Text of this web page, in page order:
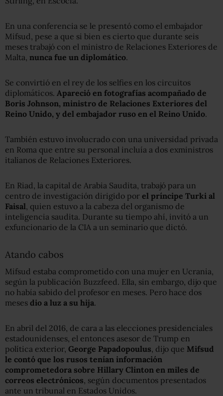
En una conferencia se le presentó como el embajador
Mifsud, pese a que si bien es cierto que durante seis
meses trabajó con el ministro de Relaciones Exteriores de
Malta, nunca fue un diplomático.
Se convirtió en el rey de los selfies en los circuitos
diplomáticos. Apareció en fotografías acompañado de
Boris Johnson, ministro de Relaciones Exteriores del
Reino Unido, y del embajador ruso en el Reino Unido.
También estuvo involucrado con una universidad privada
en Roma que entre su personal incluía a dos exministros
italianos de Relaciones Exteriores.
En Riad, la capital de Arabia Saudita, trabajó para un
centro de investigación dirigido por el príncipe Turki al
Faisal , quien estuvo a la cabeza del organismo de
inteligencia saudita. Durante su tiempo ahí, invitó a un
exfuncionario de la CIA a un seminario que dictó.
Atando cabos
Mifsud estaba comprometido con una mujer en Ucrania,
según la publicación Buzzfeed. Ella, sin embargo, dijo que
no había sabido del profesor en meses. Pero hace dos
meses dio a luz a su hija.
En abril del 2016, de cara a las elecciones presidenciales
estadounidenses, el entonces asesor de Trump en
política exterior, George Papadopoulus , dijo que Mifsud
le contó que los rusos tenían información
comprometedora sobre Hillary Clinton en miles de
correos electrónicos , según documentos presentados
ante un tribunal en Estados Unidos.